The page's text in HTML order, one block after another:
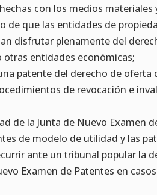
con los medios
de que las entidades de
disfrutar plenamente del
entidades económicas;
patente del derecho de oferta
de revocación e
de la Junta de Nuevo Examen
de modelo de utilidad y las
ante un tribunal popular la
Examen de Patentes en